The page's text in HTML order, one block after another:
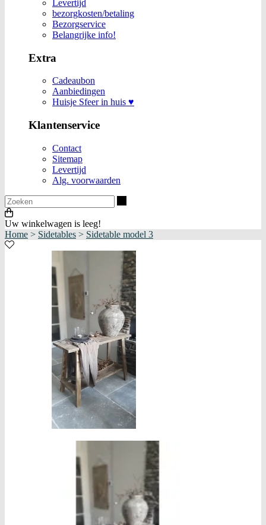
Levertijd
bezorgkosten/betaling
Bezorgservice
Belangrijke info!
Extra
Cadeaubon
Aanbiedingen
Huisje Sfeer in huis ♥
Klantenservice
Contact
Sitemap
Levertijd
Alg. voorwaarden
Uw winkelwagen is leeg!
Home > Sidetables > Sidetable model 3